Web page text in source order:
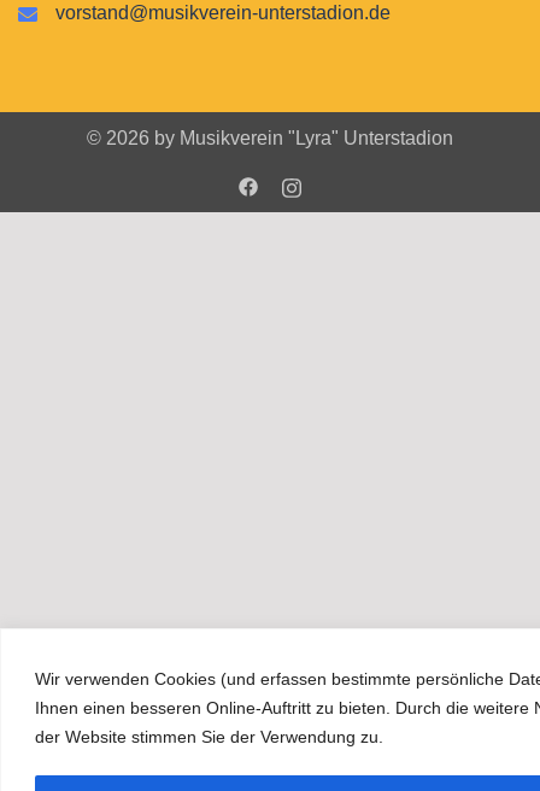
Wir verwenden Cookies (und erfassen bestimmte persönliche
Ihnen einen besseren Online-Auftritt zu bieten. Durch die weitere
der Website stimmen Sie der Verwendung zu.
vorstand@musikverein-unterstadion.de
© 2026 by Musikverein "Lyra" Unterstadion